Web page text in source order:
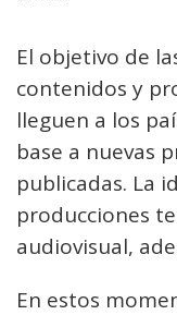
El objetivo de
contenidos y
lleguen a los
base a nuevas
publicadas. La
producciones
audiovisual,
En estos